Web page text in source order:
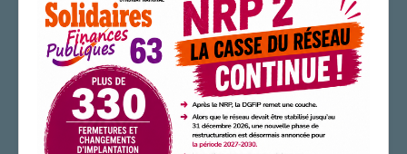
Archives
LA SECTION
AGENDA
ADHÉRER